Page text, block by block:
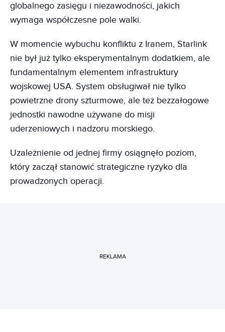
globalnego zasięgu i niezawodności, jakich
wymaga współczesne pole walki.
W momencie wybuchu konfliktu z Iranem, Starlink
nie był już tylko eksperymentalnym dodatkiem, ale
fundamentalnym elementem infrastruktury
wojskowej USA. System obsługiwał nie tylko
powietrzne drony szturmowe, ale też bezzałogowe
jednostki nawodne używane do misji
uderzeniowych i nadzoru morskiego.
Uzależnienie od jednej firmy osiągnęło poziom,
który zaczął stanowić strategiczne ryzyko dla
prowadzonych operacji.
REKLAMA